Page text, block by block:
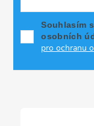
Souhlasím
osobních
pro ochranu